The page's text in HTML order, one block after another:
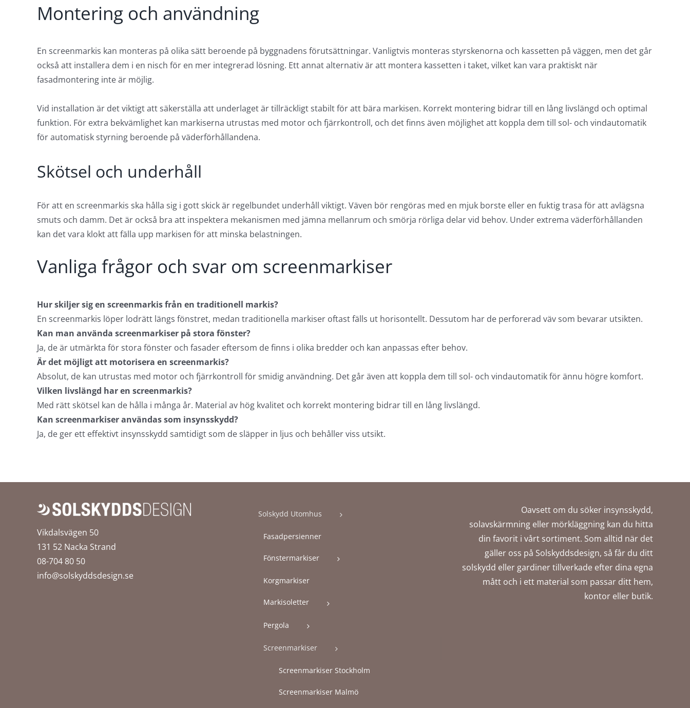
Montering och användning
En screenmarkis kan monteras på olika sätt beroende på byggnadens förutsättningar. Vanligtvis monteras styrskenorna och kassetten på väggen, men det går
också att installera dem i en nisch för en mer integrerad lösning. Ett annat alternativ är att montera kassetten i taket, vilket kan vara praktiskt när
fasadmontering inte är möjlig.
Vid installation är det viktigt att säkerställa att underlaget är tillräckligt stabilt för att bära markisen. Korrekt montering bidrar till en lång livslängd och optimal
funktion. För extra bekvämlighet kan markiserna utrustas med motor och fjärrkontroll, och det finns även möjlighet att koppla dem till sol- och vindautomatik
för automatisk styrning beroende på väderförhållandena.
Skötsel och underhåll
För att en screenmarkis ska hålla sig i gott skick är regelbundet underhåll viktigt. Väven bör rengöras med en mjuk borste eller en fuktig trasa för att avlägsna
smuts och damm. Det är också bra att inspektera mekanismen med jämna mellanrum och smörja rörliga delar vid behov. Under extrema väderförhållanden
kan det vara klokt att fälla upp markisen för att minska belastningen.
Vanliga frågor och svar om screenmarkiser
Hur skiljer sig en screenmarkis från en traditionell markis?
En screenmarkis löper lodrätt längs fönstret, medan traditionella markiser oftast fälls ut horisontellt. Dessutom har de perforerad väv som bevarar utsikten.
Kan man använda screenmarkiser på stora fönster?
Ja, de är utmärkta för stora fönster och fasader eftersom de finns i olika bredder och kan anpassas efter behov.
Är det möjligt att motorisera en screenmarkis?
Absolut, de kan utrustas med motor och fjärrkontroll för smidig användning. Det går även att koppla dem till sol- och vindautomatik för ännu högre komfort.
Vilken livslängd har en screenmarkis?
Med rätt skötsel kan de hålla i många år. Material av hög kvalitet och korrekt montering bidrar till en lång livslängd.
Kan screenmarkiser användas som insynsskydd?
Ja, de ger ett effektivt insynsskydd samtidigt som de släpper in ljus och behåller viss utsikt.
Vikdalsvägen 50
131 52 Nacka Strand
08-704 80 50
info@solskyddsdesign.se
Solskydd Utomhus
Fasadpersienner
Fönstermarkiser
Korgmarkiser
Markisoletter
Pergola
Screenmarkiser
Screenmarkiser Stockholm
Screenmarkiser Malmö
Oavsett om du söker insynsskydd,
solavskärmning eller mörkläggning kan du hitta
din favorit i vårt sortiment. Som alltid när det
gäller oss på Solskyddsdesign, så får du ditt
solskydd eller gardiner tillverkade efter dina egna
mått och i ett material som passar ditt hem,
kontor eller butik.